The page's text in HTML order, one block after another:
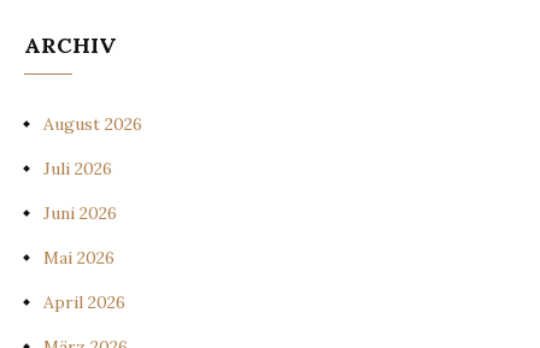
ARCHIV
August 2026
Juli 2026
Juni 2026
Mai 2026
April 2026